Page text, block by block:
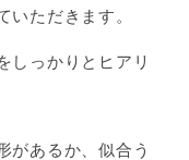
いただきます。
しっかりとヒアリ
があるか、似合う